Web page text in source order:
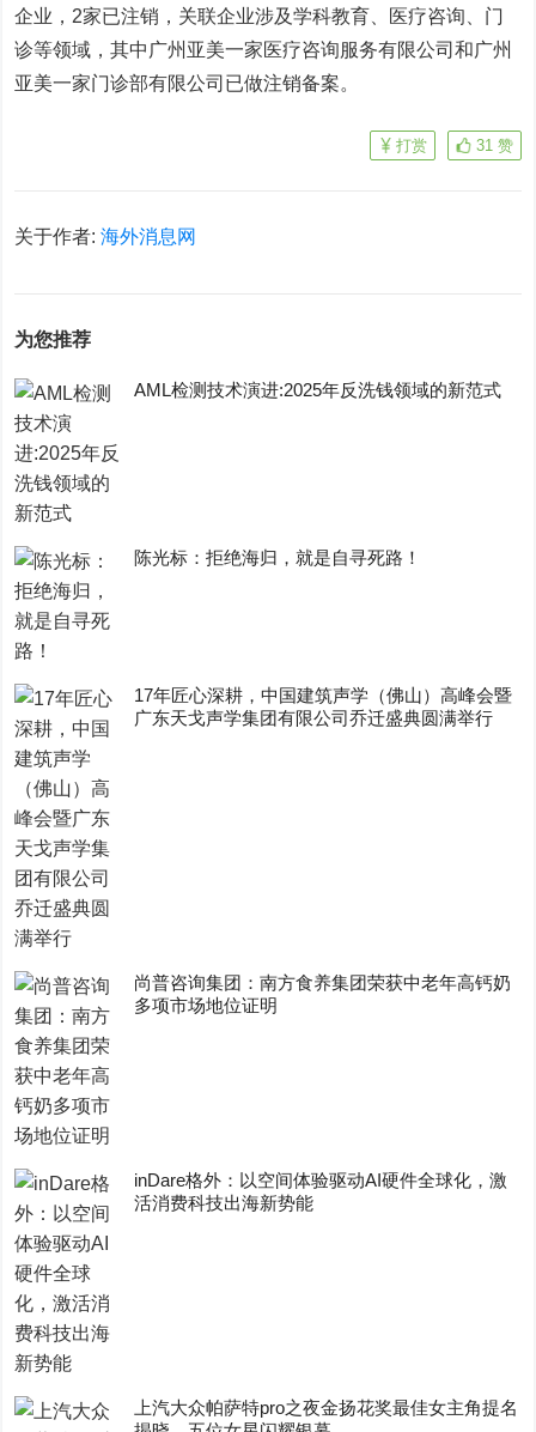
企业，2家已注销，关联企业涉及学科教育、医疗咨询、门
诊等领域，其中广州亚美一家医疗咨询服务有限公司和广州
亚美一家门诊部有限公司已做注销备案。
31 赞
打赏
关于作者:海外消息网
为您推荐
AML检测技术演进:2025年反洗钱领域的新范式
陈光标：拒绝海归，就是自寻死路！
17年匠心深耕，中国建筑声学（佛山）高峰会暨
广东天戈声学集团有限公司乔迁盛典圆满举行
尚普咨询集团：南方食养集团荣获中老年高钙奶
多项市场地位证明
inDare格外：以空间体验驱动AI硬件全球化，激
活消费科技出海新势能
上汽大众帕萨特pro之夜金扬花奖最佳女主角提名